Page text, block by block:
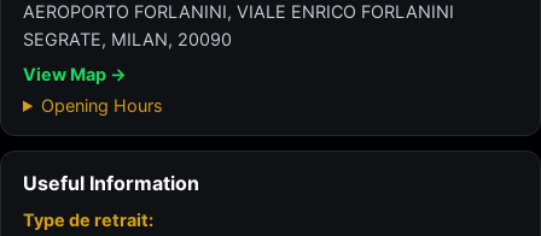
AEROPORTO FORLANINI, VIALE ENRICO FORLANINI
SEGRATE, MILAN, 20090
View Map →
Opening Hours
Useful Information
Type de retrait: